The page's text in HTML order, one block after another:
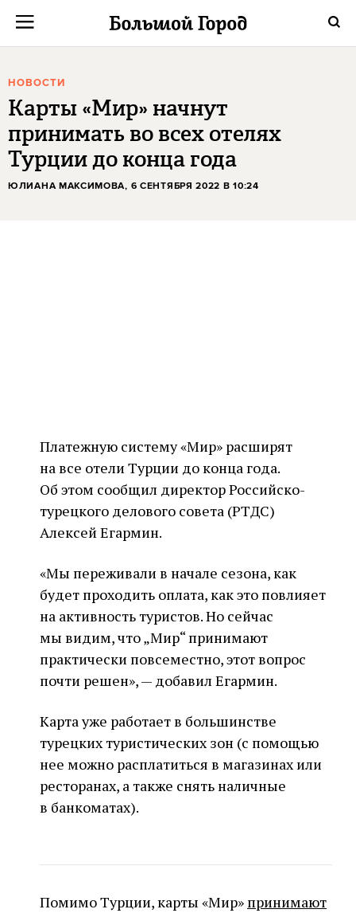
НОВОСТИ
Карты «Мир» начнут
принимать во всех отелях
Турции до конца года
ЮЛИАНА МАКСИМОВА, 6 СЕНТЯБРЯ 2022 В 10:24
Платежную систему «Мир» расширят
на все отели Турции до конца года.
Об этом сообщил директор Российско-
турецкого делового совета (РТДС)
Алексей Егармин.
«Мы переживали в начале сезона, как
будет проходить оплата, как это повлияет
на активность туристов. Но сейчас
мы видим, что „Мир“ принимают
практически ‎повсеместно, этот вопрос
почти решен», — добавил Егармин.
Карта уже работает в большинстве
турецких туристических зон (с помощью
нее можно расплатиться в магазинах или
ресторанах, а также снять наличные
в банкоматах).
Помимо Турции, карты «Мир» принимают